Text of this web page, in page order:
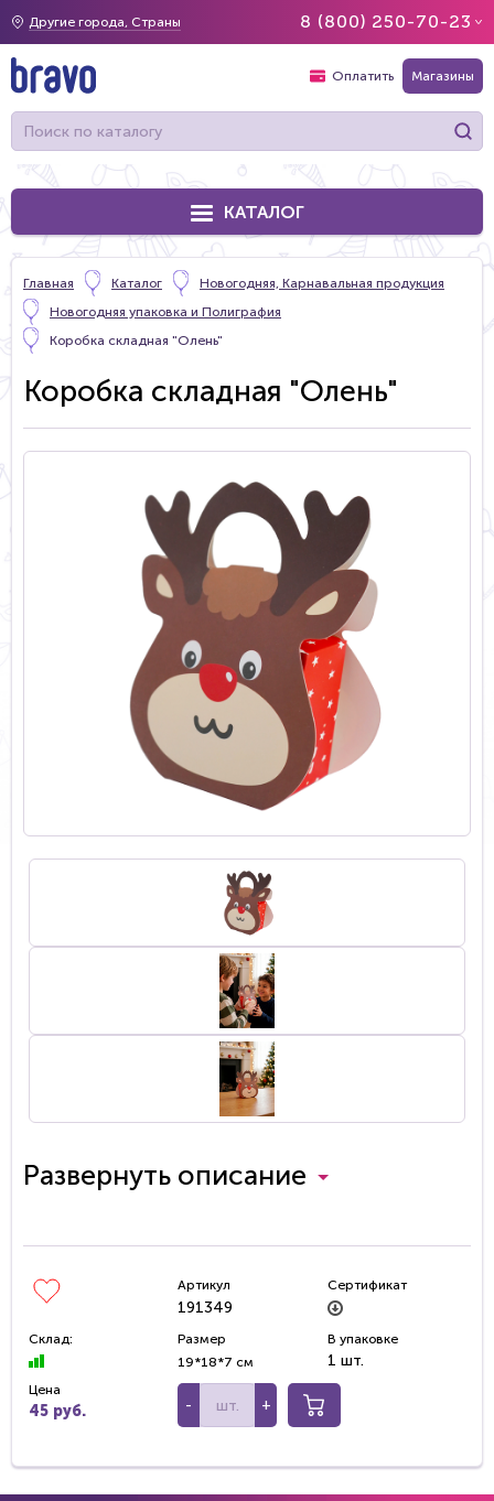
Другие города, Страны 8 (800) 250-70-23
Оплатить Магазины
КАТАЛОГ
Главная Каталог
Новогодняя, Карнавальная продукция
Новогодняя упаковка и Полиграфия
Коробка складная "Олень"
Коробка складная "Олень"
Развернуть описание
Артикул
191349
Сертификат
Склад:
Размер
19*18*7 см
В упаковке
1 шт.
Цена
45 руб. - +